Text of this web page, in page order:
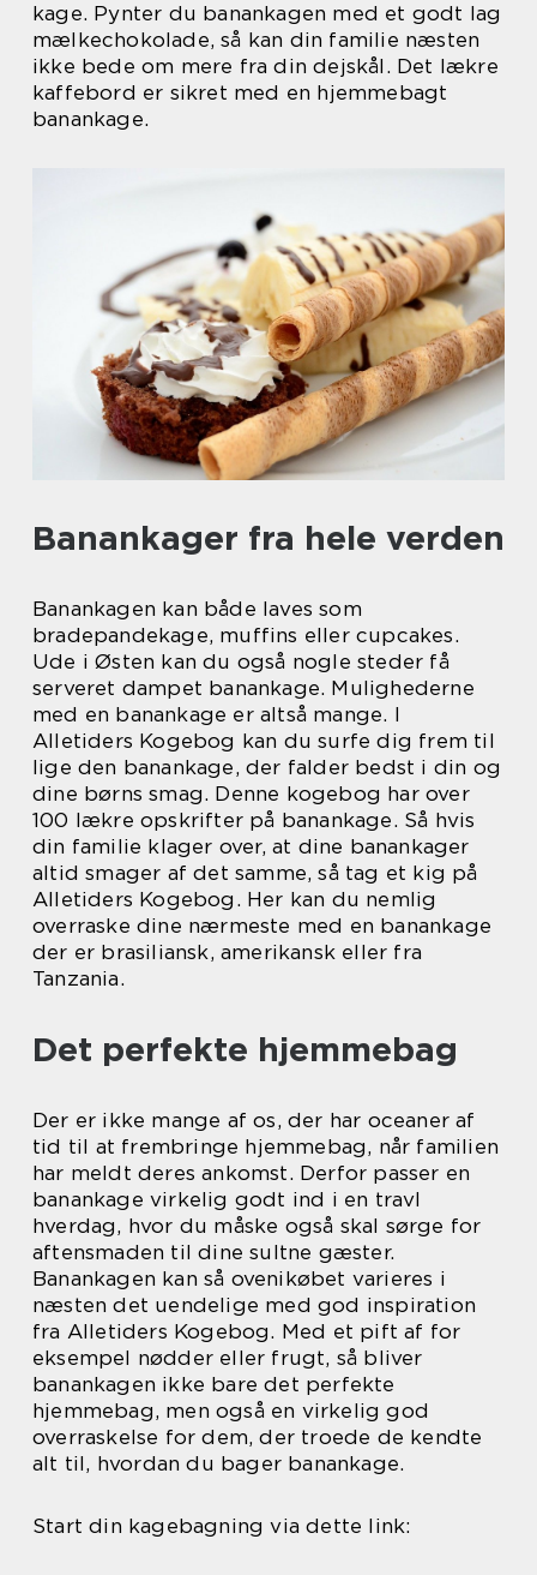
kage. Pynter du banankagen med et godt lag
mælkechokolade, så kan din familie næsten
ikke bede om mere fra din dejskål. Det lækre
kaffebord er sikret med en hjemmebagt
banankage.
Banankager fra hele verden
Banankagen kan både laves som
bradepandekage, muffins eller cupcakes.
Ude i Østen kan du også nogle steder få
serveret dampet banankage. Mulighederne
med en banankage er altså mange. I
Alletiders Kogebog kan du surfe dig frem til
lige den banankage, der falder bedst i din og
dine børns smag. Denne kogebog har over
100 lækre opskrifter på banankage. Så hvis
din familie klager over, at dine banankager
altid smager af det samme, så tag et kig på
Alletiders Kogebog. Her kan du nemlig
overraske dine nærmeste med en banankage
der er brasiliansk, amerikansk eller fra
Tanzania.
Det perfekte hjemmebag
Der er ikke mange af os, der har oceaner af
tid til at frembringe hjemmebag, når familien
har meldt deres ankomst. Derfor passer en
banankage virkelig godt ind i en travl
hverdag, hvor du måske også skal sørge for
aftensmaden til dine sultne gæster.
Banankagen kan så ovenikøbet varieres i
næsten det uendelige med god inspiration
fra Alletiders Kogebog. Med et pift af for
eksempel nødder eller frugt, så bliver
banankagen ikke bare det perfekte
hjemmebag, men også en virkelig god
overraskelse for dem, der troede de kendte
alt til, hvordan du bager banankage.
Start din kagebagning via dette link: